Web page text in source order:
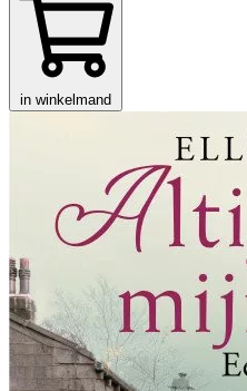
in winkelmand